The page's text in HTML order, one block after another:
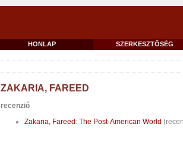
HONLAP SZERKESZTŐSÉG
ZAKARIA, FAREED
recenzió
Zakaria, Fareed : The Post-American World